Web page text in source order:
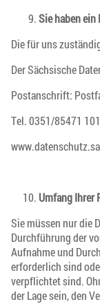
Sie haben
Die für uns
Der Sächsische
Postanschrift:
Tel. 0351/85471
Umfang Ihrer
Sie müssen nur die
Durchführung der
Aufnahme und
erforderlich sind
verpflichtet sind.
der Lage sein, den